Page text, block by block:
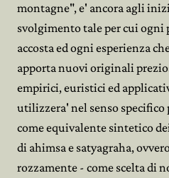
montagne", e' ancora agli
svolgimento tale per cui ogni
accosta ed ogni esperienza
apporta nuovi originali
empirici, euristici ed
utilizzera' nel senso
come equivalente sintetico
di ahimsa e satyagraha,
rozzamente - come scelta di